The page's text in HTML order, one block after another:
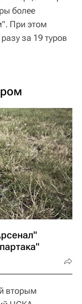
более
При этом
за 19 туров
вторым